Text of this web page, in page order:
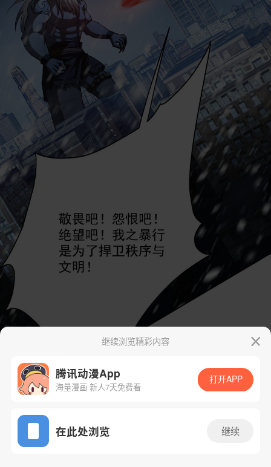
App免费看
继续浏览精彩内容
腾讯动漫App
海量漫画 新人7天免费看
打开APP
在此处浏览 继续